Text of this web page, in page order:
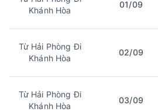
Khánh Hòa
01/09
Từ Hải Phòng Đi
Khánh Hòa
02/09
Từ Hải Phòng Đi
Khánh Hòa
03/09